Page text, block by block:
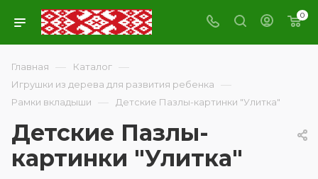
0
Главная — Каталог —
Игрушки из дерева для развития ребенка —
Рамки вкладыши — Детские Пазлы-картинки "Улитка"
Детские Пазлы-
картинки "Улитка"